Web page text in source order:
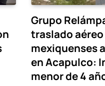
Grupo
traslado
mexiquenses
en Acapulco:
menor de 4